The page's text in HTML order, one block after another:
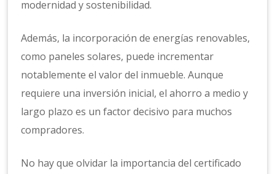
modernidad y sostenibilidad.
Además, la incorporación de energías renovables,
como paneles solares, puede incrementar
notablemente el valor del inmueble. Aunque
requiere una inversión inicial, el ahorro a medio y
largo plazo es un factor decisivo para muchos
compradores.
No hay que olvidar la importancia del certificado